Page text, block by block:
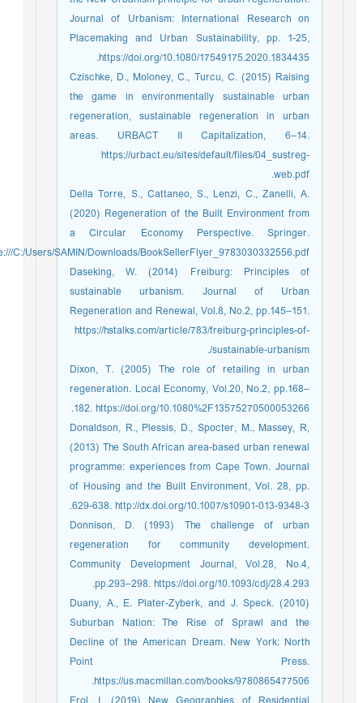
Journal of Urbanism: International Research on
Placemaking and Urban Sustainability, pp. 1-25,
https://doi.org/10.1080/17549175.2020.1834435.
Czischke, D., Moloney, C., Turcu, C. (2015) Raising
the game in environmentally sustainable urban
regeneration, sustainable regeneration in urban
areas. URBACT II Capitalization, 6–14.
https://urbact.eu/sites/default/files/04_sustreg-
web.pdf.
Della Torre, S., Cattaneo, S., Lenzi, C., Zanelli, A.
(2020) Regeneration of the Built Environment from
a Circular Economy Perspective. Springer.
C:/Users/SAMIN/Downloads/BookSellerFlyer_9783030332556.pdf.
Daseking, W. (2014) Freiburg: Principles of
sustainable urbanism. Journal of Urban
Regeneration and Renewal, Vol.8, No.2, pp.145–151.
https://hstalks.com/article/783/freiburg-principles-of-
sustainable-urbanism/.
Dixon, T. (2005) The role of retailing in urban
regeneration. Local Economy, Vol.20, No.2, pp.168–
182. https://doi.org/10.1080%2F13575270500053266.
Donaldson, R., Plessis, D., Spocter, M., Massey, R,
(2013) The South African area-based urban renewal
programme: experiences from Cape Town. Journal
of Housing and the Built Environment, Vol. 28, pp.
629-638. http://dx.doi.org/10.1007/s10901-013-9348-3.
Donnison, D. (1993) The challenge of urban
regeneration for community development.
Community Development Journal, Vol.28, No.4,
pp.293–298. https://doi.org/10.1093/cdj/28.4.293.
Duany, A., E. Plater-Zyberk, and J. Speck. (2010)
Suburban Nation: The Rise of Sprawl and the
Decline of the American Dream. New York: North
Point Press.
https://us.macmillan.com/books/9780865477506.